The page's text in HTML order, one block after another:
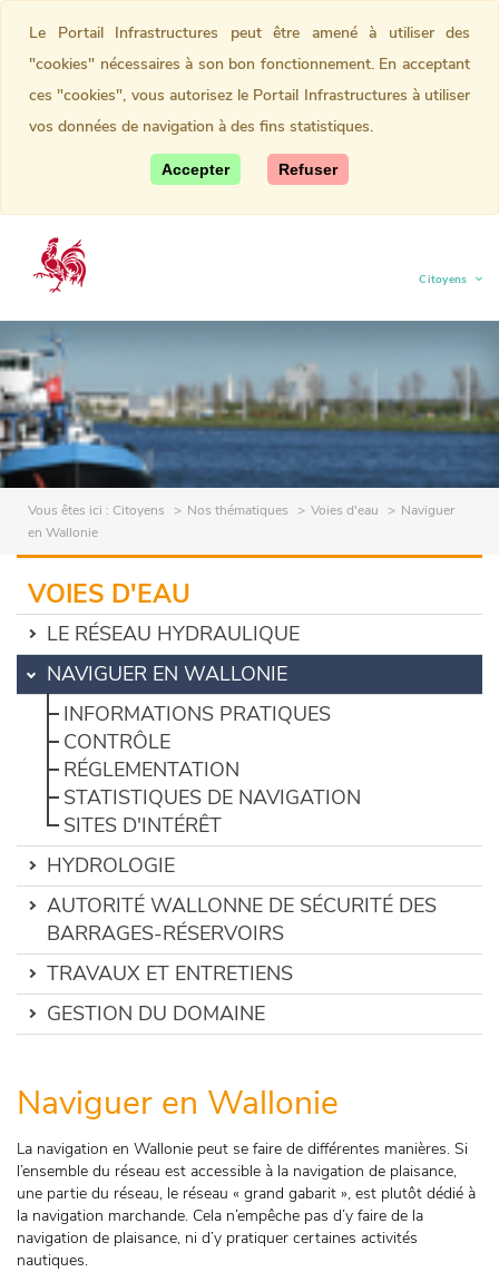
Citoyens
(current)
Vous êtes ici : Citoyens Nos thématiques Voies d'eau
Naviguer
en Wallonie
VOIES D'EAU
LE RÉSEAU HYDRAULIQUE
NAVIGUER EN WALLONIE
INFORMATIONS PRATIQUES
CONTRÔLE
RÉGLEMENTATION
STATISTIQUES DE NAVIGATION
SITES D'INTÉRÊT
HYDROLOGIE
AUTORITÉ WALLONNE DE SÉCURITÉ DES
BARRAGES-RÉSERVOIRS
TRAVAUX ET ENTRETIENS
GESTION DU DOMAINE
Naviguer en Wallonie
La navigation en Wallonie peut se faire de différentes manières. Si
l’ensemble du réseau est accessible à la navigation de plaisance,
une partie du réseau, le réseau « grand gabarit », est plutôt dédié à
la navigation marchande. Cela n’empêche pas d’y faire de la
navigation de plaisance, ni d’y pratiquer certaines activités
nautiques.
Le Portail Infrastructures peut être amené à utiliser des
"cookies" nécessaires à son bon fonctionnement. En acceptant
ces "cookies", vous autorisez le Portail Infrastructures à utiliser
vos données de navigation à des fins statistiques.
Accepter Refuser